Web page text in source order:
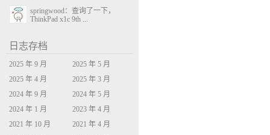
springwood：查询了一下，
ThinkPad x1c 9th ...
日志存档
2025 年 9 月
2025 年 5 月
2025 年 4 月
2025 年 3 月
2024 年 9 月
2024 年 5 月
2024 年 1 月
2023 年 4 月
2021 年 10 月
2021 年 4 月